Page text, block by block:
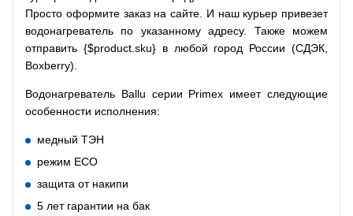
Просто оформите заказ на сайте. И наш курьер привезет
водонагреватель по указанному адресу. Также можем
отправить {$product.sku} в любой город России (СДЭК,
Boxberry).
Водонагреватель Ballu серии Primex имеет следующие
особенности исполнения:
медный ТЭН
режим ECO
защита от накипи
5 лет гарантии на бак